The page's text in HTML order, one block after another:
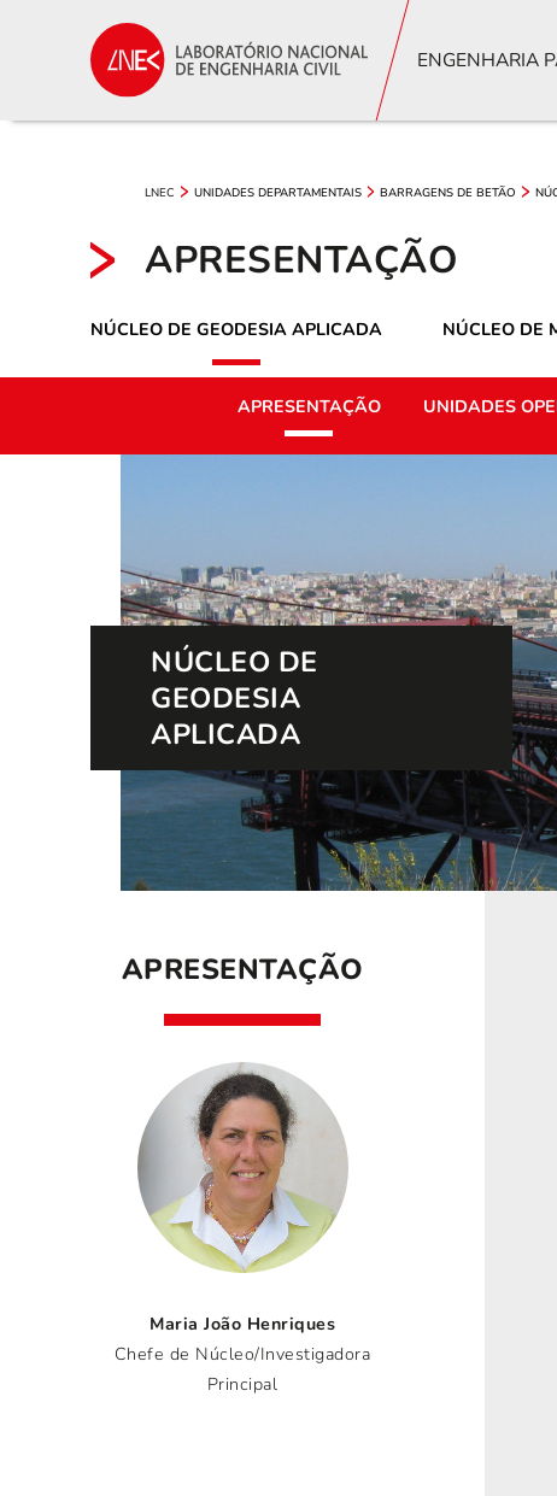
ENGENHARIA
LNEC UNIDADES DEPARTAMENTAIS BARRAGENS DE BETÃO
APRESENTAÇÃO
NÚCLEO DE GEODESIA APLICADA NÚCLEO DE
APRESENTAÇÃO UNIDADES
NÚCLEO DE
GEODESIA
APLICADA
APRESENTAÇÃO
Maria João Henriques
Chefe de Núcleo/Investigadora
Principal